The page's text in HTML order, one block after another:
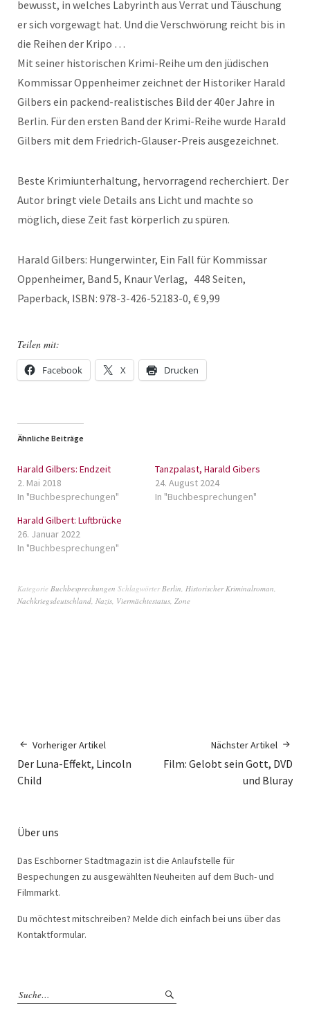
bewusst, in welches Labyrinth aus Verrat und Täuschung
er sich vorgewagt hat. Und die Verschwörung reicht bis in
die Reihen der Kripo …
Mit seiner historischen Krimi-Reihe um den jüdischen
Kommissar Oppenheimer zeichnet der Historiker Harald
Gilbers ein packend-realistisches Bild der 40er Jahre in
Berlin. Für den ersten Band der Krimi-Reihe wurde Harald
Gilbers mit dem Friedrich-Glauser-Preis ausgezeichnet.
Beste Krimiunterhaltung, hervorragend recherchiert. Der
Autor bringt viele Details ans Licht und machte so
möglich, diese Zeit fast körperlich zu spüren.
Harald Gilbers: Hungerwinter, Ein Fall für Kommissar
Oppenheimer, Band 5, Knaur Verlag, 448 Seiten,
Paperback, ISBN: 978-3-426-52183-0, € 9,99
Teilen mit:
Facebook X Drucken
Ähnliche Beiträge
Harald Gilbers: Endzeit
2. Mai 2018
In "Buchbesprechungen"
Tanzpalast, Harald Gibers
24. August 2024
In "Buchbesprechungen"
Harald Gilbert: Luftbrücke
26. Januar 2022
In "Buchbesprechungen"
Kategorie Buchbesprechungen SchlagwörterBerlin, Historischer Kriminalroman,
Nachkriegsdeutschland, Nazis, Viermächtestatus, Zone
Vorheriger Artikel
Der Luna-Effekt, Lincoln
Child
Nächster Artikel
Film: Gelobt sein Gott, DVD
und Bluray
Über uns
Das Eschborner Stadtmagazin ist die Anlaufstelle für
Bespechungen zu ausgewählten Neuheiten auf dem Buch- und
Filmmarkt.
Du möchtest mitschreiben? Melde dich einfach bei uns über das
Kontaktformular.